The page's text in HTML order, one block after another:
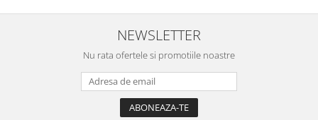
NEWSLETTER
Nu rata ofertele si promotiile noastre